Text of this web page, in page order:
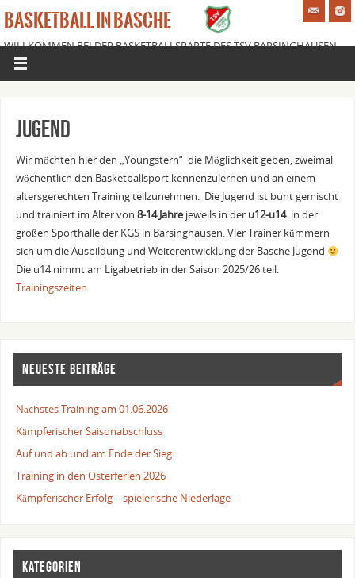
BASKETBALL IN BASCHE
WILLKOMMEN BEI DER BASKETBALLSPARTE DES TSV BARSINGHAUSEN
E.V.
Jugend
Wir möchten hier den „Youngstern“ die Möglichkeit geben, zweimal
wöchentlich den Basketballsport kennenzulernen und an einem
altersgerechten Training teilzunehmen. Die Jugend ist bunt gemischt
und trainiert im Alter von 8-14 Jahrejeweils in der u12-u14 in der
großen Sporthalle der KGS in Barsinghausen. Vier Trainer kümmern
sich um die Ausbildung und Weiterentwicklung der Basche Jugend
Die u14 nimmt am Ligabetrieb in der Saison 2025/26 teil.
Trainingszeiten
NEUESTE BEITRÄGE
Nächstes Training am 01.06.2026
Kämpferischer Saisonabschluss
Auf und ab und am Ende der Sieg
Training in den Osterferien 2026
Kämpferischer Erfolg – spielerische Niederlage
KATEGORIEN